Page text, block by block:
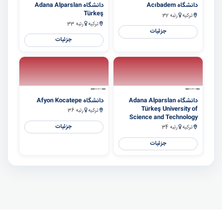
دانشگاه Acıbadem
ترکیه رتبه 32
جزئیات
دانشگاه Adana Alparslan
Türkeş
ترکیه رتبه 33
جزئیات
سایر
دانشگاه Adana Alparslan
Türkeş University of
Science and Technology
ترکیه رتبه 34
جزئیات
سایر
دانشگاه Afyon Kocatepe
ترکیه رتبه 36
جزئیات